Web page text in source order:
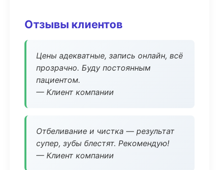
Отзывы клиентов
Цены адекватные, запись онлайн, всё
прозрачно. Буду постоянным
пациентом.
— Клиент компании
Отбеливание и чистка — результат
супер, зубы блестят. Рекомендую!
— Клиент компании